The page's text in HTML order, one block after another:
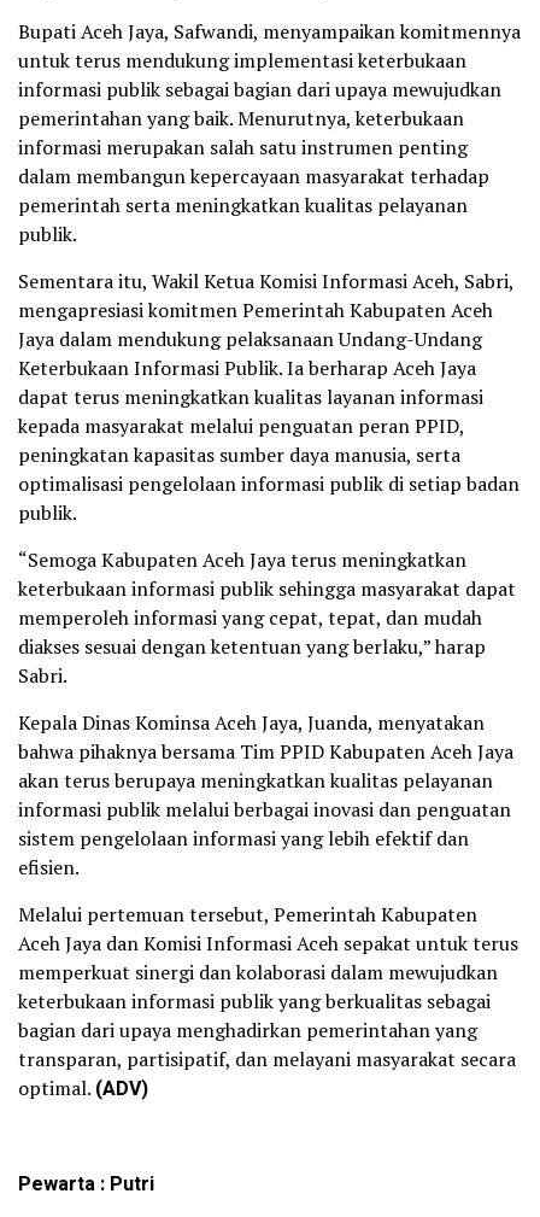
Bupati Aceh Jaya, Safwandi, menyampaikan komitmennya
untuk terus mendukung implementasi keterbukaan
informasi publik sebagai bagian dari upaya mewujudkan
pemerintahan yang baik. Menurutnya, keterbukaan
informasi merupakan salah satu instrumen penting
dalam membangun kepercayaan masyarakat terhadap
pemerintah serta meningkatkan kualitas pelayanan
publik.
Sementara itu, Wakil Ketua Komisi Informasi Aceh, Sabri,
mengapresiasi komitmen Pemerintah Kabupaten Aceh
Jaya dalam mendukung pelaksanaan Undang-Undang
Keterbukaan Informasi Publik. Ia berharap Aceh Jaya
dapat terus meningkatkan kualitas layanan informasi
kepada masyarakat melalui penguatan peran PPID,
peningkatan kapasitas sumber daya manusia, serta
optimalisasi pengelolaan informasi publik di setiap badan
publik.
“Semoga Kabupaten Aceh Jaya terus meningkatkan
keterbukaan informasi publik sehingga masyarakat dapat
memperoleh informasi yang cepat, tepat, dan mudah
diakses sesuai dengan ketentuan yang berlaku,” harap
Sabri.
Kepala Dinas Kominsa Aceh Jaya, Juanda, menyatakan
bahwa pihaknya bersama Tim PPID Kabupaten Aceh Jaya
akan terus berupaya meningkatkan kualitas pelayanan
informasi publik melalui berbagai inovasi dan penguatan
sistem pengelolaan informasi yang lebih efektif dan
efisien.
Melalui pertemuan tersebut, Pemerintah Kabupaten
Aceh Jaya dan Komisi Informasi Aceh sepakat untuk terus
memperkuat sinergi dan kolaborasi dalam mewujudkan
keterbukaan informasi publik yang berkualitas sebagai
bagian dari upaya menghadirkan pemerintahan yang
transparan, partisipatif, dan melayani masyarakat secara
optimal. (ADV)
Pewarta : Putri